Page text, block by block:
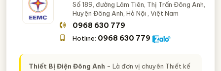
Số 189, đường Lâm Tiên, Thị Trấn Đông Anh,
Huyện Đông Anh, Hà Nội , Việt Nam
0968 630 779
Hotline: 0968 630 779
Thiết Bị Điện Đông Anh - Là đơn vị chuyên Thiết kế